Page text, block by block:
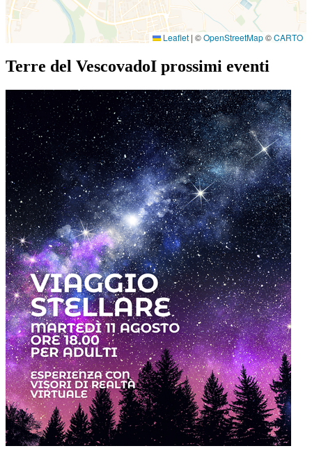
Leaflet | ©OpenStreetMap©CARTO
Terre del VescovadoI prossimi eventi